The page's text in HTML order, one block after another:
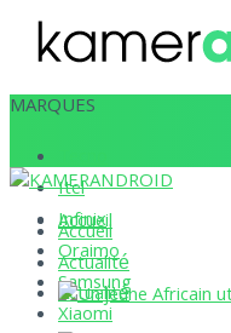
MARQUES
Itel
Infinix
Oraimo
Samsung
Xiaomi
Accueil
Actualité
Accueil
Actualité